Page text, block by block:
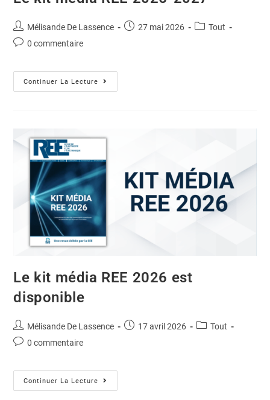
Mélisande De Lassence 27 mai 2026
Tout
0 commentaire
Continuer La Lecture
Le kit média REE 2026 est
disponible
Mélisande De Lassence 17 avril 2026
Tout
0 commentaire
Continuer La Lecture